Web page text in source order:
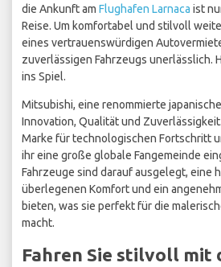
die Ankunft am Flughafen Larnaca ist
Reise. Um komfortabel und stilvoll
eines vertrauenswürdigen
zuverlässigen Fahrzeugs unerlässlich.
ins Spiel.
Mitsubishi, eine renommierte
Innovation, Qualität und
Marke für technologischen Fortschritt
ihr eine große globale Fangemeinde
Fahrzeuge sind darauf ausgelegt, eine
überlegenen Komfort und ein
bieten, was sie perfekt für die
macht.
Fahren Sie stilvoll mit